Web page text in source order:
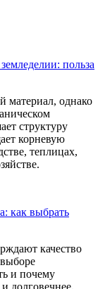
польза
материал, однако
структуру
корневую
теплицах,
как выбрать
качество
и почему
долговечнее.